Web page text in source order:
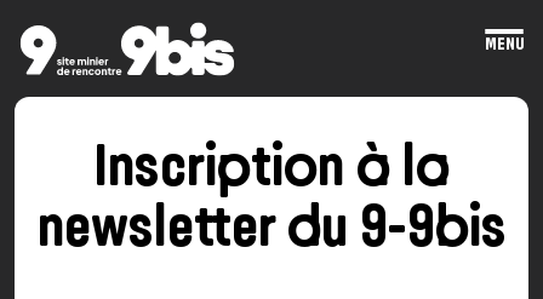
MENU
Inscription à la
newsletter du 9-9bis